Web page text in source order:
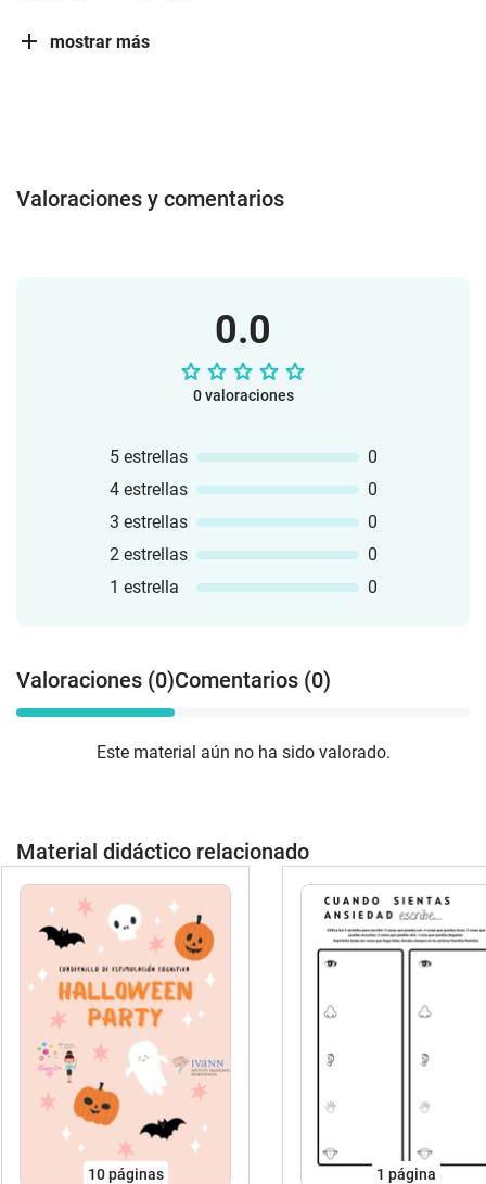
mostrar más
Valoraciones y comentarios
0.0
0 valoraciones
5 estrellas
0
4 estrellas
0
3 estrellas
0
2 estrellas
0
1 estrella
0
Valoraciones (0)Comentarios (0)
Este material aún no ha sido valorado.
Material didáctico relacionado
10páginas 1 página